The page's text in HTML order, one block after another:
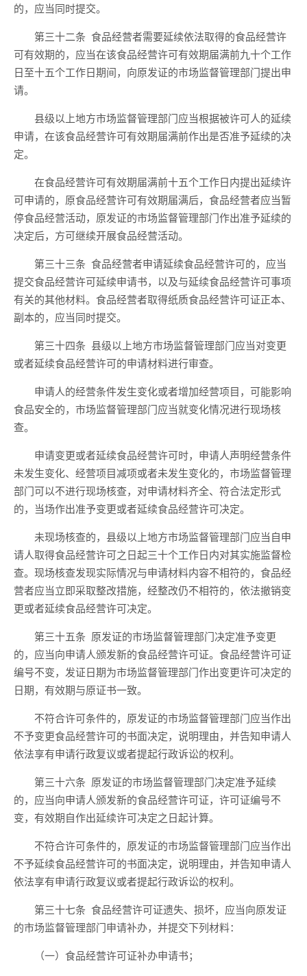
的，应当同时提交。
第三十二条 食品经营者需要延续依法取得的食品经营许
可有效期的，应当在该食品经营许可有效期届满前九十个工作
日至十五个工作日期间，向原发证的市场监督管理部门提出申
请。
县级以上地方市场监督管理部门应当根据被许可人的延续
申请，在该食品经营许可有效期届满前作出是否准予延续的决
定。
在食品经营许可有效期届满前十五个工作日内提出延续许
可申请的，原食品经营许可有效期届满后，食品经营者应当暂
停食品经营活动，原发证的市场监督管理部门作出准予延续的
决定后，方可继续开展食品经营活动。
第三十三条 食品经营者申请延续食品经营许可的，应当
提交食品经营许可延续申请书，以及与延续食品经营许可事项
有关的其他材料。食品经营者取得纸质食品经营许可证正本、
副本的，应当同时提交。
第三十四条 县级以上地方市场监督管理部门应当对变更
或者延续食品经营许可的申请材料进行审查。
申请人的经营条件发生变化或者增加经营项目，可能影响
食品安全的，市场监督管理部门应当就变化情况进行现场核
查。
申请变更或者延续食品经营许可时， 申请人声明经营条件
未发生变化、 经营项目减项或者未发生变化的，市场监督管理
部门可以不进行现场核查，对申请材料齐全、符合法定形式
的，当场作出准予变更或者延续食品经营许可决定。
未现场核查的，县级以上地方市场监督管理部门应当自申
请人取得食品经营许可之日起三十个工作日内对其实施监督检
查。 现场核查发现实际情况与申请材料内容不相符的， 食品经
营者应当立即采取整改措施，经整改仍不相符的，依法撤销变
更或者延续食品经营许可决定。
第三十五条 原发证的市场监督管理部门决定准予变更
的，应当向申请人颁发新的食品经营许可证。食品经营许可证
编号不变，发证日期为市场监督管理部门作出变更许可决定的
日期，有效期与原证书一致。
不符合许可条件的， 原发证的市场监督管理部门应当作出
不予变更食品经营许可的书面决定，说明理由，并告知申请人
依法享有申请行政复议或者提起行政诉讼的权利。
第三十六条 原发证的市场监督管理部门决定准予延续
的，应当向申请人颁发新的食品经营许可证，许可证编号不
变， 有效期自作出延续许可决定之日起计算。
不符合许可条件的， 原发证的市场监督管理部门应当作出
不予延续食品经营许可的书面决定，说明理由，并告知申请人
依法享有申请行政复议或者提起行政诉讼的权利。
第三十七条 食品经营许可证遗失、损坏，应当向原发证
的市场监督管理部门申请补办， 并提交下列材料：
（一）食品经营许可证补办申请书；